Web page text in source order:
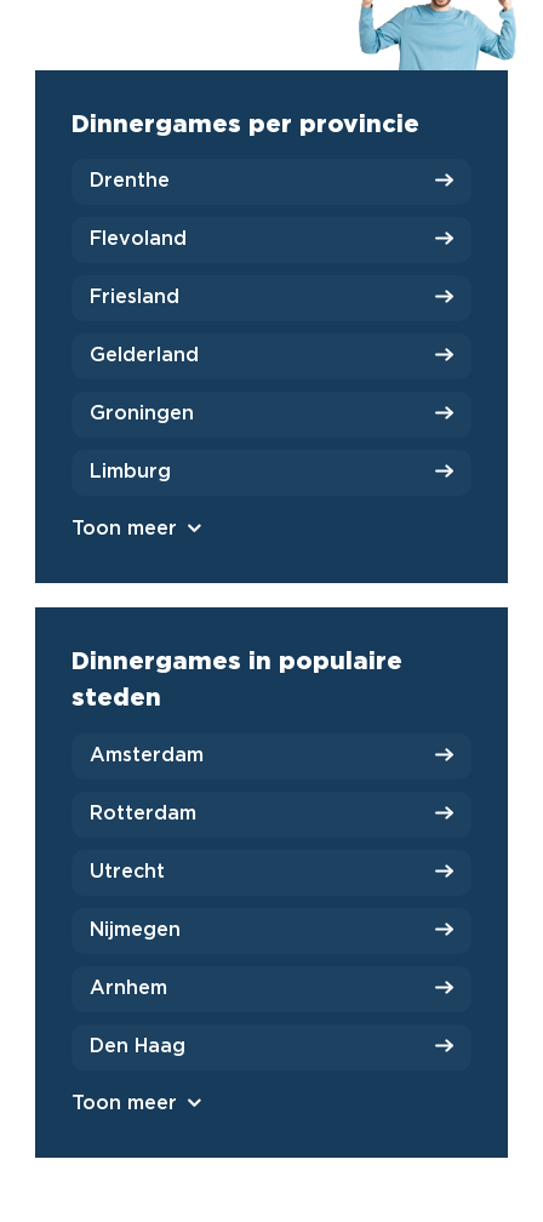
Dinnergames per provincie
Drenthe
Flevoland
Friesland
Gelderland
Groningen
Limburg
Toon meer
Dinnergames in populaire
steden
Amsterdam
Rotterdam
Utrecht
Nijmegen
Arnhem
Den Haag
Toon meer